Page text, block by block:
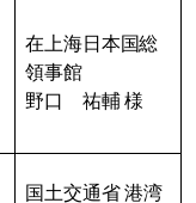
在上海日本国総
領事館
野口 祐輔 様
国土交通省 港湾